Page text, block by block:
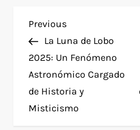
P
o
s
t
Previous
Post
Previous
La Luna de Lobo
2025: Un Fenómeno
Astronómico Cargado
de Historia y
Misticismo